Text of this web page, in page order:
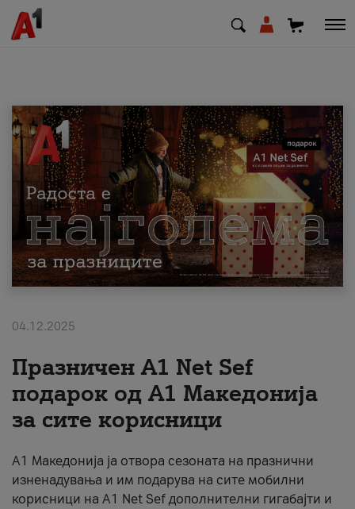
МК EN SQ
Приватни Деловни
Поддршка
Надополни кредит
За нас
#ПодобарОнлајн
04.12.2025
Празничен A1 Net Sеf
подарок од А1 Македонија
за сите корисници
А1 Македонија ја отвора сезоната на празнични
изненадувања и им подарува на сите мобилни
корисници на A1 Net Sef дополнителни гигабајти и